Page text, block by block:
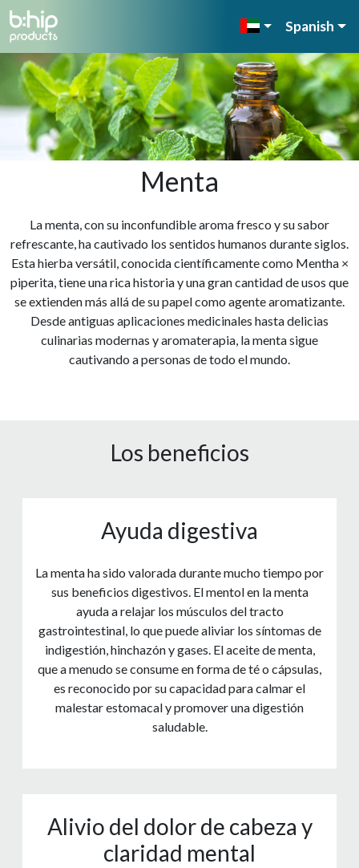
Spanish
Menta
La menta, con su inconfundible aroma fresco y su sabor
refrescante, ha cautivado los sentidos humanos durante siglos.
Esta hierba versátil, conocida científicamente como Mentha ×
piperita, tiene una rica historia y una gran cantidad de usos que
se extienden más allá de su papel como agente aromatizante.
Desde antiguas aplicaciones medicinales hasta delicias
culinarias modernas y aromaterapia, la menta sigue
cautivando a personas de todo el mundo.
Los beneficios
Ayuda digestiva
La menta ha sido valorada durante mucho tiempo por
sus beneficios digestivos. El mentol en la menta
ayuda a relajar los músculos del tracto
gastrointestinal, lo que puede aliviar los síntomas de
indigestión, hinchazón y gases. El aceite de menta,
que a menudo se consume en forma de té o cápsulas,
es reconocido por su capacidad para calmar el
malestar estomacal y promover una digestión
saludable.
Alivio del dolor de cabeza y
claridad mental